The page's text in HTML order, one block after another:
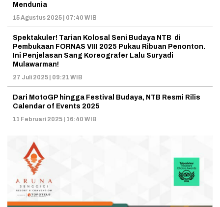
Mendunia
15 Agustus 2025 | 07:40 WIB
Spektakuler! Tarian Kolosal Seni Budaya NTB di
Pembukaan FORNAS VIII 2025 Pukau Ribuan Penonton.
Ini Penjelasan Sang Koreografer Lalu Suryadi
Mulawarman!
27 Juli 2025 | 09:21 WIB
Dari MotoGP hingga Festival Budaya, NTB Resmi Rilis
Calendar of Events 2025
11 Februari 2025 | 16:40 WIB